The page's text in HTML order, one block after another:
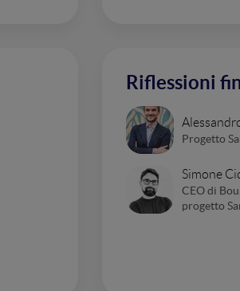
Riflessioni
Progetto
Simone
CEO di
progetto